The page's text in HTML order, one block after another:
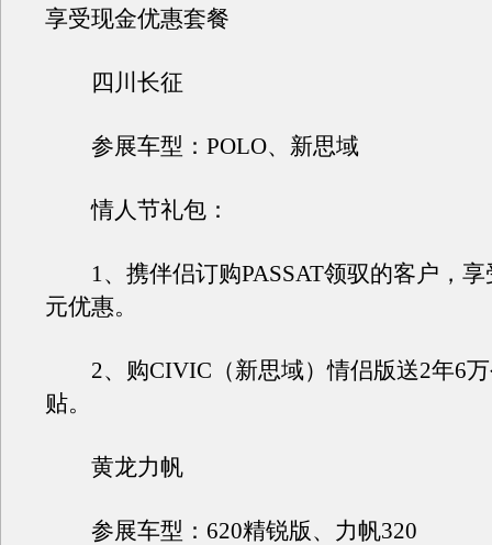
享受现金优惠套餐
四川长征
参展车型：POLO、新思域
情人节礼包：
1、携伴侣订购PASSAT领驭的客户，享
元优惠。
2、购CIVIC（新思域）情侣版送2年6万
贴。
黄龙力帆
参展车型：620精锐版、力帆320